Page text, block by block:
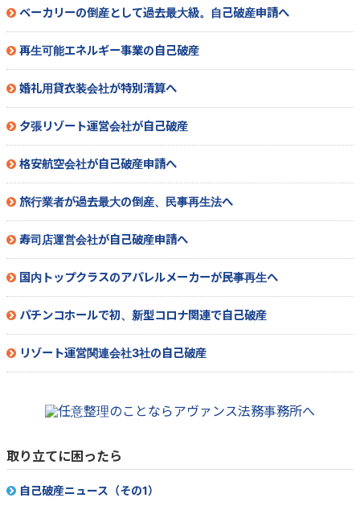
ベーカリーの倒産として過去最大級。自己破産申請へ
再生可能エネルギー事業の自己破産
婚礼用貸衣装会社が特別清算へ
夕張リゾート運営会社が自己破産
格安航空会社が自己破産申請へ
旅行業者が過去最大の倒産、民事再生法へ
寿司店運営会社が自己破産申請へ
国内トップクラスのアパレルメーカーが民事再生へ
パチンコホールで初、新型コロナ関連で自己破産
リゾート運営関連会社3社の自己破産
取り立てに困ったら
自己破産ニュース（その1）